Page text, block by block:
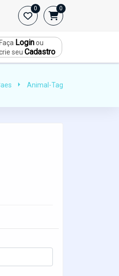
0 0
Faça Loginou
seu Cadastro
Animal-Tag